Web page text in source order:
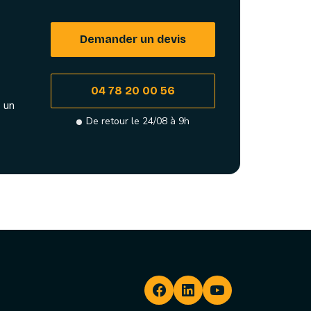
Demander un devis
04 78 20 00 56
De retour le 24/08 à 9h